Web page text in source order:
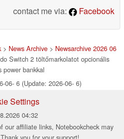
contact me via:
Facebook
> News Archive > Newsarchive 2026 06
Switch 2 töltőmarkolatot opcionális
power bankkal
06- 6 (Update: 2026-06- 6)
Settings
04:32
our affiliate links, Notebookcheck may